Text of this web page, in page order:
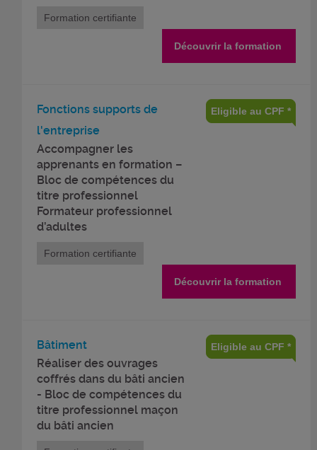
Formation certifiante
Découvrir la formation
Fonctions supports de
l'entreprise
Accompagner les
apprenants en formation –
Bloc de compétences du
titre professionnel
Formateur professionnel
d’adultes
Eligible au CPF *
Formation certifiante
Découvrir la formation
Bâtiment
Réaliser des ouvrages
coffrés dans du bâti ancien
- Bloc de compétences du
titre professionnel maçon
du bâti ancien
Eligible au CPF *